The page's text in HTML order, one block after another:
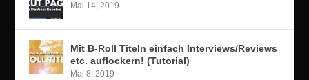
Mai 14, 2019
Mit B-Roll Titeln einfach Interviews/Reviews
etc. auflockern! (Tutorial)
Mai 8, 2019